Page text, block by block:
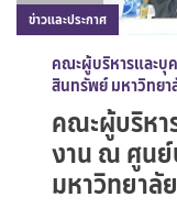
ข่าวและประกาศ
คณะผู้บริหารและบุ
สินทรัพย์ มหาวิทย
คณะผู้บริหา
งาน ณ ศูน
มหาวิทยาลั